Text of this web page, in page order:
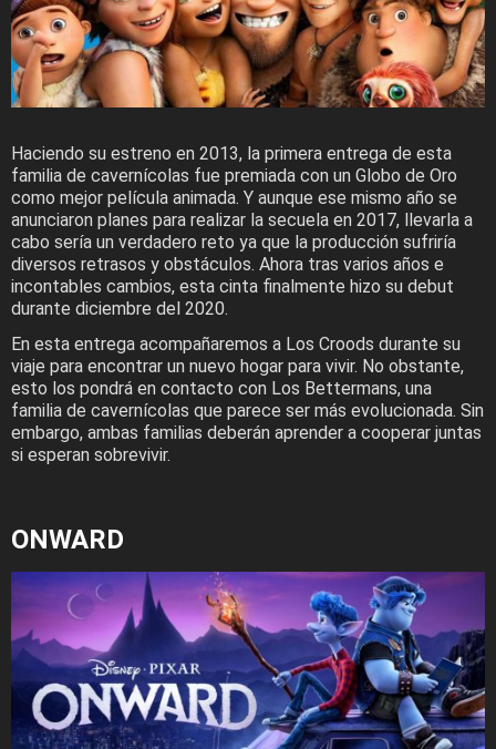
Haciendo su estreno en 2013, la primera entrega de esta
familia de cavernícolas fue premiada con un Globo de Oro
como mejor película animada. Y aunque ese mismo año se
anunciaron planes para realizar la secuela en 2017, llevarla a
cabo sería un verdadero reto ya que la producción sufriría
diversos retrasos y obstáculos. Ahora tras varios años e
incontables cambios, esta cinta finalmente hizo su debut
durante diciembre del 2020.
En esta entrega acompañaremos a Los Croods durante su
viaje para encontrar un nuevo hogar para vivir. No obstante,
esto los pondrá en contacto con Los Bettermans, una
familia de cavernícolas que parece ser más evolucionada. Sin
embargo, ambas familias deberán aprender a cooperar juntas
si esperan sobrevivir.
ONWARD